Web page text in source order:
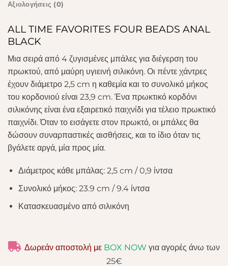
Αξιολογήσεις (0)
ALL TIME FAVORITES FOUR BEADS ANAL
BLACK
Μια σειρά από 4 ζυγισμένες μπάλες για διέγερση του
πρωκτού, από μαύρη υγιεινή σιλικόνη. Οι πέντε χάντρες
έχουν διάμετρο 2,5 cm η καθεμία και το συνολικό μήκος
του κορδονιού είναι 23,9 cm. Ένα πρωκτικό κορδόνι
σιλικόνης είναι ένα εξαιρετικό παιχνίδι για τέλειο πρωκτικό
παιχνίδι. Όταν το εισάγετε στον πρωκτό, οι μπάλες θα
δώσουν συναρπαστικές αισθήσεις, και το ίδιο όταν τις
βγάλετε αργά, μία προς μία.
Διάμετρος κάθε μπάλας: 2,5 cm / 0,9 ίντσα
Συνολικό μήκος: 23.9 cm / 9.4 ίντσα
Κατασκευασμένο από σιλικόνη
Δωρεάν αποστολή με BOX NOW για αγορές άνω των
25€